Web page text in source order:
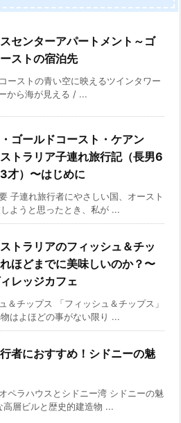
センターアパートメント～ゴ
ストの宿泊先
ーストの青い空に映えるツインタワー
から海が見える / ...
ゴールドコースト・ケアン
トラリア子連れ旅行記（長男6
才）〜はじめに
子連れ旅行者にやさしい国、オースト
ようと思ったとき、私が ...
トラリアのフィッシュ＆チッ
ほどまでに美味しいのか？〜
レッジカフェ
＆チップス 「フィッシュ＆チップス」
はよほどの事がない限り ...
者におすすめ！シドニーの魅
ペラハウスとシドニー湾 シドニーの魅
高層ビルと歴史的建造物 ...